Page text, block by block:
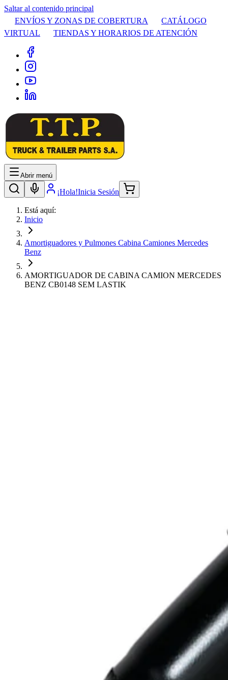
Saltar al contenido principal
ENVÍOS Y ZONAS DE COBERTURA
CATÁLOGO
VIRTUAL
TIENDAS Y HORARIOS DE ATENCIÓN
Abrir menú
¡Hola!Inicia Sesión
Está aquí:
Inicio
Amortiguadores y Pulmones Cabina Camiones Mercedes
Benz
AMORTIGUADOR DE CABINA CAMION MERCEDES
BENZ CB0148 SEM LASTIK